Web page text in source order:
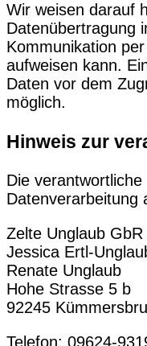
Wir weisen darauf
Datenübertragung
Kommunikation
aufweisen kann.
Daten vor dem
möglich.
Hinweis zur
Die
Datenverarbeitung
Zelte Unglaub GbR
Jessica Ertl-
Renate Unglaub
Hohe Strasse 5 b
92245
Telefon: 09624-